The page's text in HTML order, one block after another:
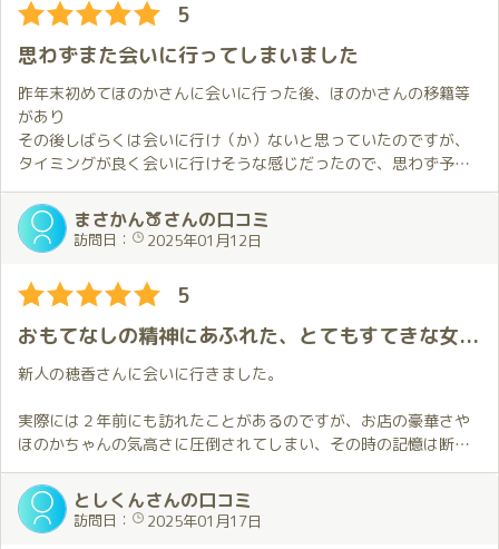
5
思わずまた会いに行ってしまいました
昨年末初めてほのかさんに会いに行った後、ほのかさんの移籍等
があり
その後しばらくは会いに行け（か）ないと思っていたのですが、
タイミングが良く会いに行けそうな感じだったので、思わず予約
を入れて
いました。
ほのかさんが移籍された琥珀さんがある川崎は全く土地勘が無い
ので、
今回は往復とも送迎を利用させてもらいました。
送迎も含め、スタッフさんの応対は素晴らしかったです。
プレイ内容の詳細については割愛しますが、お迎えの時からお別
ずっと素晴らしかったです。
今回初めて衣装（私服）をリクエストしましたが、ほのかさんか
らの予想外
の仕掛けに心を撃ち抜かれてしまいました。
その後も「前回と違う事がしたい」という突然の申し出にも臨機
応変に対応
まさかん🍑さんの口コミ
訪問日： 2025年01月12日
5
おもてなしの精神にあふれた、とてもすてきな女性です。
新人の穂香さんに会いに行きました。
実際には２年前にも訪れたことがあるのですが、お店の豪華さや
ほのかちゃんの気高さに圧倒されてしまい、その時の記憶は断片
的にしか残っていません。
今の自分は成長してるし大丈夫と(自分では)思いつつも、当日は転
勤初日のような緊張感を覚えながらの訪問となりました。
としくんさんの口コミ
訪問日： 2025年01月17日